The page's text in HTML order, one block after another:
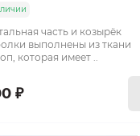
часть и козырёк
выполнены из ткани
которая имеет ..
₽